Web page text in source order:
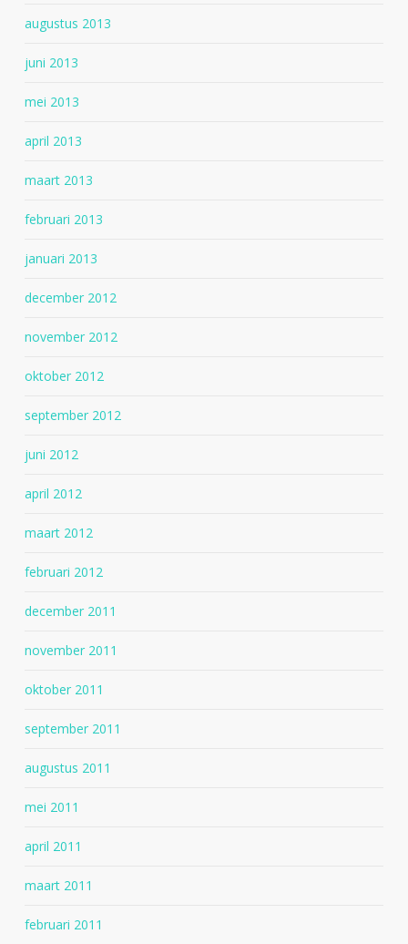
augustus 2013
juni 2013
mei 2013
april 2013
maart 2013
februari 2013
januari 2013
december 2012
november 2012
oktober 2012
september 2012
juni 2012
april 2012
maart 2012
februari 2012
december 2011
november 2011
oktober 2011
september 2011
augustus 2011
mei 2011
april 2011
maart 2011
februari 2011